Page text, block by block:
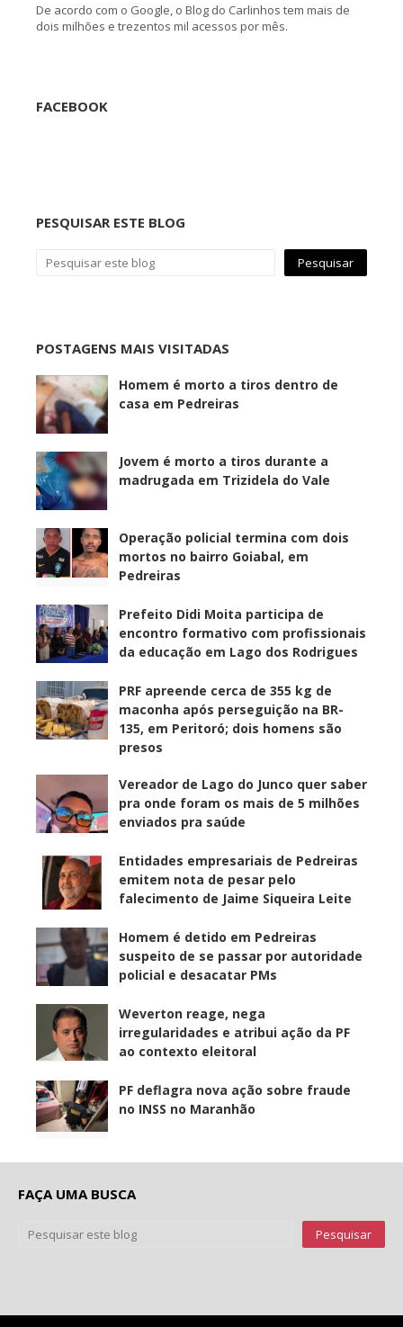
De acordo com o Google, o Blog do Carlinhos tem mais de
dois milhões e trezentos mil acessos por mês.
FACEBOOK
PESQUISAR ESTE BLOG
POSTAGENS MAIS VISITADAS
Homem é morto a tiros dentro de
casa em Pedreiras
Jovem é morto a tiros durante a
madrugada em Trizidela do Vale
Operação policial termina com dois
mortos no bairro Goiabal, em
Pedreiras
Prefeito Didi Moita participa de
encontro formativo com profissionais
da educação em Lago dos Rodrigues
PRF apreende cerca de 355 kg de
maconha após perseguição na BR-
135, em Peritoró; dois homens são
presos
Vereador de Lago do Junco quer saber
pra onde foram os mais de 5 milhões
enviados pra saúde
Entidades empresariais de Pedreiras
emitem nota de pesar pelo
falecimento de Jaime Siqueira Leite
Homem é detido em Pedreiras
suspeito de se passar por autoridade
policial e desacatar PMs
Weverton reage, nega
irregularidades e atribui ação da PF
ao contexto eleitoral
PF deflagra nova ação sobre fraude
no INSS no Maranhão
FAÇA UMA BUSCA